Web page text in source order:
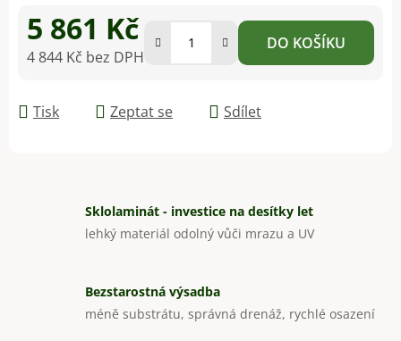
5 861 Kč
4 844 Kč bez DPH
DO KOŠÍKU
Tisk Zeptat se Sdílet
Sklolaminát - investice na desítky let
lehký materiál odolný vůči mrazu a UV
Bezstarostná výsadba
méně substrátu, správná drenáž, rychlé osazení